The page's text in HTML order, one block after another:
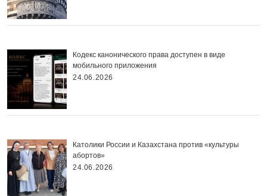
Кодекс канонического права доступен в виде
мобильного приложения
24.06.2026
Католики России и Казахстана против «культуры
абортов»
24.06.2026